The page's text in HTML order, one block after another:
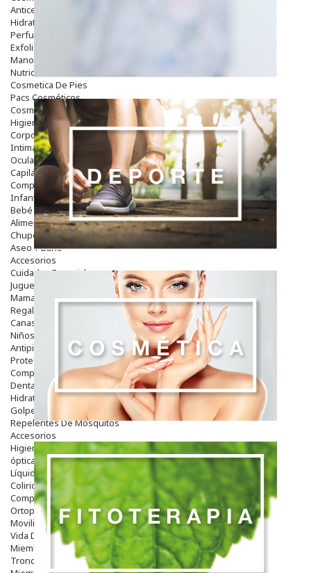
Anticelulíticos
Hidratantes Corporales
Perfumes Y Colonias
Exfoliantes Corporales
Manos Y Uñas
Nutricosmética
Cosmetica De Pies
Pacs Cosméticos
Cosmetica Facial Piel Sensible
Higiene
Corporal
Intima
Ocular
Capilar
Complementos
Infantil
Bebé
Alimentación Y Complementos
Chupetes Y Mordedores
Aseo Y Baño
Accesorios
Cuidados Especiales
Juguetes
Mama
Regalos
Canastilla
Niños
Antipiojos
Protección Solar
Complementos Alimentarios
Dentales
Hidratantes
Golpes Y Hematomas
Repelentes De Mosquitos
Accesorios
Higiene
óptica
Líquidos Lentillas
Colirios
Complementos Alimentarios.
Ortopedia - Accesorios
Movilidad
Vida Diaria
Miembro Superior
Tronco